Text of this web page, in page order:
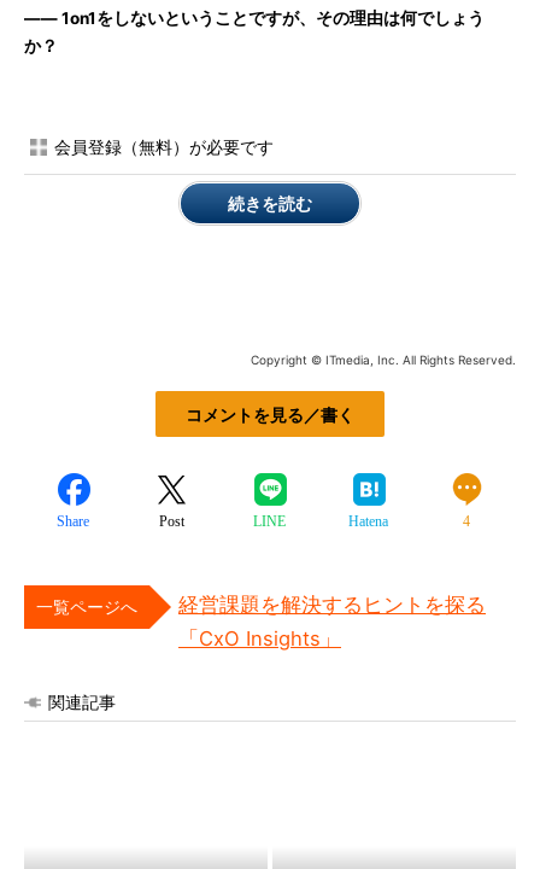
―― 1on1をしないということですが、その理由は何でしょう
か？
会員登録（無料）が必要です
続きを読む
Copyright © ITmedia, Inc. All Rights Reserved.
コメントを見る／書く
Share Post LINE Hatena 4
一覧ページへ
経営課題を解決するヒントを探る
「CxO Insights」
関連記事